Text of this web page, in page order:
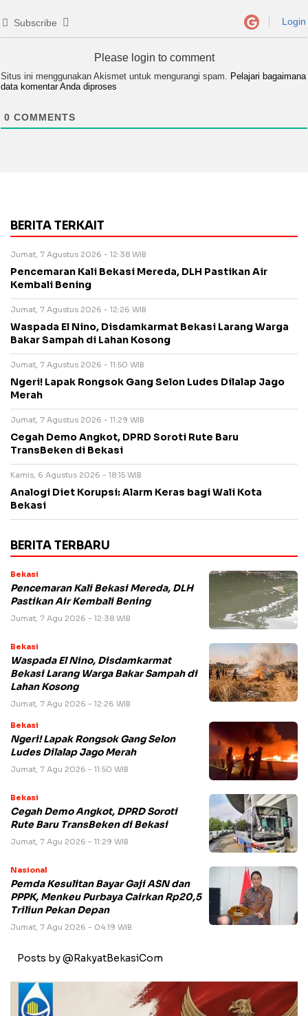
Subscribe Login
Please login to comment
Situs ini menggunakan Akismet untuk mengurangi spam. Pelajari bagaimana
data komentar Anda diproses
0 COMMENTS
BERITA TERKAIT
Jumat, 7 Agustus 2026 - 12:38 WIB
Pencemaran Kali Bekasi Mereda, DLH Pastikan Air
Kembali Bening
Jumat, 7 Agustus 2026 - 12:26 WIB
Waspada El Nino, Disdamkarmat Bekasi Larang Warga
Bakar Sampah di Lahan Kosong
Jumat, 7 Agustus 2026 - 11:50 WIB
Ngeri! Lapak Rongsok Gang Selon Ludes Dilalap Jago
Merah
Jumat, 7 Agustus 2026 - 11:29 WIB
Cegah Demo Angkot, DPRD Soroti Rute Baru
TransBeken di Bekasi
Kamis, 6 Agustus 2026 - 18:15 WIB
Analogi Diet Korupsi: Alarm Keras bagi Wali Kota
Bekasi
BERITA TERBARU
Bekasi
Pencemaran Kali Bekasi Mereda, DLH
Pastikan Air Kembali Bening
Jumat, 7 Agu 2026 - 12:38 WIB
Bekasi
Waspada El Nino, Disdamkarmat
Bekasi Larang Warga Bakar Sampah di
Lahan Kosong
Jumat, 7 Agu 2026 - 12:26 WIB
Bekasi
Ngeri! Lapak Rongsok Gang Selon
Ludes Dilalap Jago Merah
Jumat, 7 Agu 2026 - 11:50 WIB
Bekasi
Cegah Demo Angkot, DPRD Soroti
Rute Baru TransBeken di Bekasi
Jumat, 7 Agu 2026 - 11:29 WIB
Nasional
Pemda Kesulitan Bayar Gaji ASN dan
PPPK, Menkeu Purbaya Cairkan Rp20,5
Triliun Pekan Depan
Jumat, 7 Agu 2026 - 04:19 WIB
Posts by @RakyatBekasiCom